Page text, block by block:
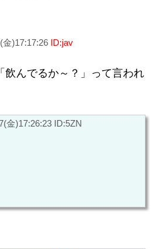
金)17:17:26 ID:jav
飲んでるか～？」って言われ
金)17:26:23 ID:5ZN